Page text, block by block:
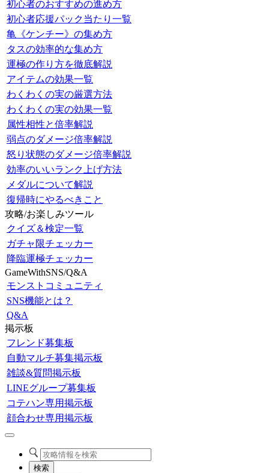
初心者のおすすめの進め方
初心者応援パック当たり一覧
亀《ケンチー》の集め方
タスの効率的な集め方
運極の作り方を徹底解説
アイテムの効果一覧
わくわくの実の厳選方法
わくわくの実の効果一覧
属性相性と倍率解説
弱点のダメージ倍率解説
怒り状態のダメージ倍率解説
効率のいいランク上げ方法
メダルについて解説
復帰時にやるべきこと
攻略/お楽しみツール
クイズ＆検定一覧
ガチャ限チェッカー
降臨運極チェッカー
GameWithSNS/Q&A
モンストコミュニティ
SNS機能とは？
Q&A
掲示板
フレンド募集板
自動マルチ募集掲示板
雑談&質問掲示板
LINEグループ募集板
コテハン専用掲示板
顔合わせ専用掲示板
検索